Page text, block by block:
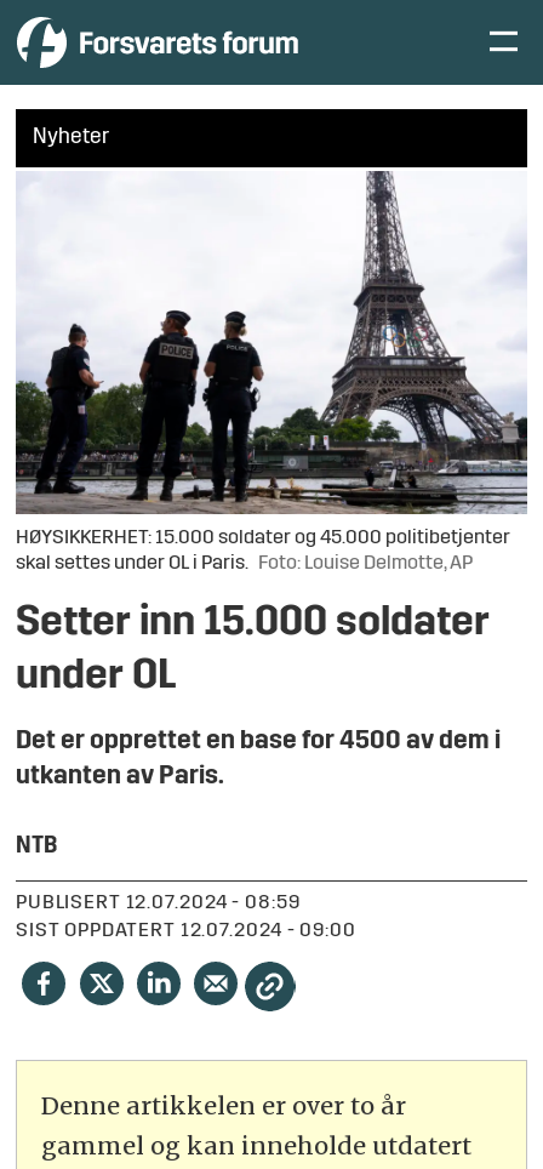
Nyheter
HØYSIKKERHET: 15.000 soldater og 45.000 politibetjenter
skal settes under OL i Paris.
Foto: Louise Delmotte, AP
Setter inn 15.000 soldater
under OL
Det er opprettet en base for 4500 av dem i
utkanten av Paris.
NTB
PUBLISERT
12.07.2024 - 08:59
SIST OPPDATERT
12.07.2024 - 09:00
Denne artikkelen er over to år
gammel og kan inneholde utdatert